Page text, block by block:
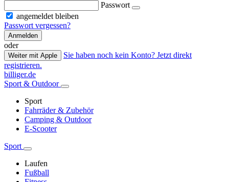
Passwort
angemeldet bleiben
Passwort vergessen?
Anmelden
oder
Weiter mit Apple
Sie haben noch kein Konto? Jetzt direkt
registrieren.
billiger.de
Sport & Outdoor
Sport
Fahrräder & Zubehör
Camping & Outdoor
E-Scooter
Sport
Laufen
Fußball